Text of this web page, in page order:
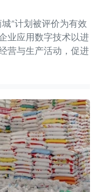
”计划被评价为有效
业应用数字技术以进
营与生产活动，促进